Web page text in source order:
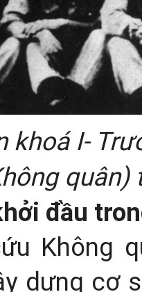
khoá I-
đầu
Không
dựng cơ